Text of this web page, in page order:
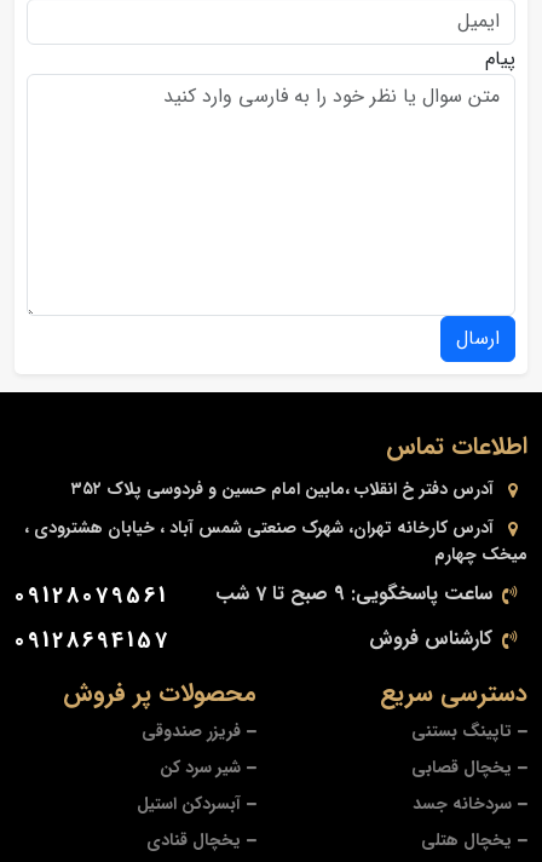
پیام
ارسال
محصولات پر فروش
فریزر صندوقی
شیر سرد کن
آبسردکن استیل
یخچال قنادی
دسترسی سریع
تاپینگ بستنی
یخچال قصابی
سردخانه جسد
یخچال هتلی
اطلاعات تماس
آدرس دفتر خ انقلاب ،مابین امام حسین و فردوسی پلاک ۳۵۲
آدرس کارخانه تهران، شهرک صنعتی شمس آباد ، خیابان هشترودی ،
میخک چهارم
ساعت پاسخگویی: 9 صبح تا 7 شب 09128079561
کارشناس فروش 09128694157